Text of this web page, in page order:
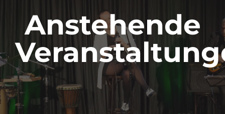
Anstehende